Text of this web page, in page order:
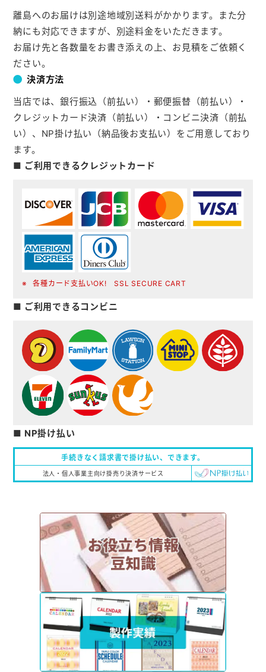
離島へのお届けは別途地域別送料がかかります。また分
納にも対応できますが、別途料金をいただきます。
お届け先と各数量をお書き添えの上、お見積をご依頼く
ださい。
決済方法
当店では、銀行振込（前払い）・郵便振替（前払い）・
クレジットカード決済（前払い）・コンビニ決済（前払
い）、NP掛け払い（納品後お支払い）をご用意しており
ます。
■ ご利用できるクレジットカード
各種カード支払いOK! SSL SECURE CART
■ ご利用できるコンビニ
■ NP掛け払い
手続きなく請求書で掛け払い、 できます。
法人・個人事業主向け掛売り決済サービス